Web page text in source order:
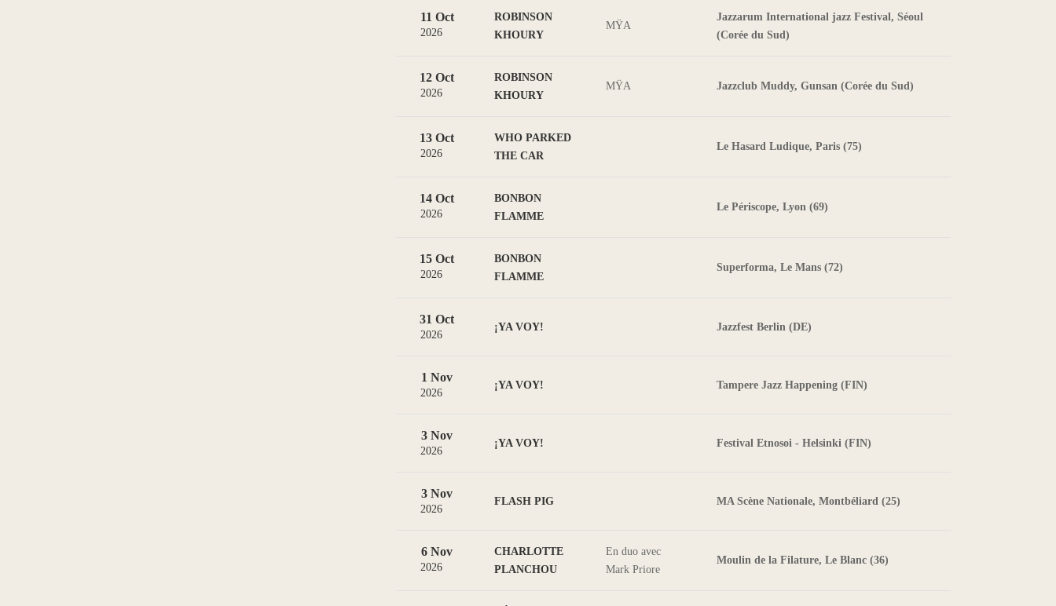
11 Oct
2026
ROBINSON
KHOURY
MŸA
Jazzarum International jazz Festival, Séoul
(Corée du Sud)
12 Oct
2026
ROBINSON
KHOURY
MŸA Jazzclub Muddy, Gunsan (Corée du Sud)
13 Oct
2026
WHO PARKED
THE CAR
Le Hasard Ludique, Paris (75)
14 Oct
2026
BONBON
FLAMME
Le Périscope, Lyon (69)
15 Oct
2026
BONBON
FLAMME
Superforma, Le Mans (72)
31 Oct
2026
¡YA VOY! Jazzfest Berlin (DE)
1 Nov
2026
¡YA VOY! Tampere Jazz Happening (FIN)
3 Nov
2026
¡YA VOY! Festival Etnosoi - Helsinki (FIN)
3 Nov
2026
FLASH PIG MA Scène Nationale, Montbéliard (25)
6 Nov
2026
CHARLOTTE
PLANCHOU
En duo avec
Mark Priore
Moulin de la Filature, Le Blanc (36)